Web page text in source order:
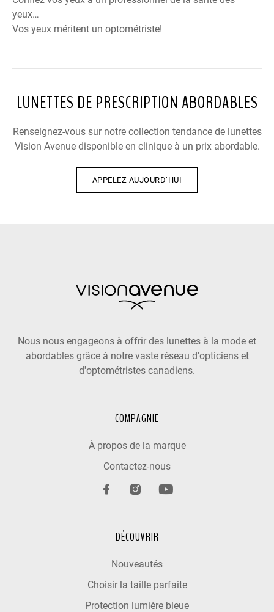
yeux…
Vos yeux méritent un optométriste!
LUNETTES DE PRESCRIPTION ABORDABLES
Renseignez-vous sur notre collection tendance de lunettes
Vision Avenue disponible en clinique à un prix abordable.
APPELEZ AUJOURD’HUI
Nous nous engageons à offrir des lunettes à la mode et
abordables grâce à notre vaste réseau d'opticiens et
d'optométristes canadiens.
COMPAGNIE
À propos de la marque
Contactez-nous
DÉCOUVRIR
Nouveautés
Choisir la taille parfaite
Protection lumière bleue